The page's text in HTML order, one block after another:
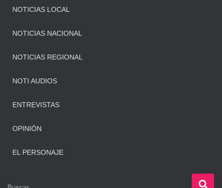
NOTICIAS LOCAL
NOTICIAS NACIONAL
NOTICIAS REGIONAL
NOTI AUDIOS
ENTREVISTAS
OPINIÓN
EL PERSONAJE
B